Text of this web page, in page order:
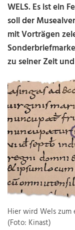
WELS.Es ist ein
soll der
mit Vorträgen
zu seiner Zeit
Hier wird Wels
(Foto: Kinast)